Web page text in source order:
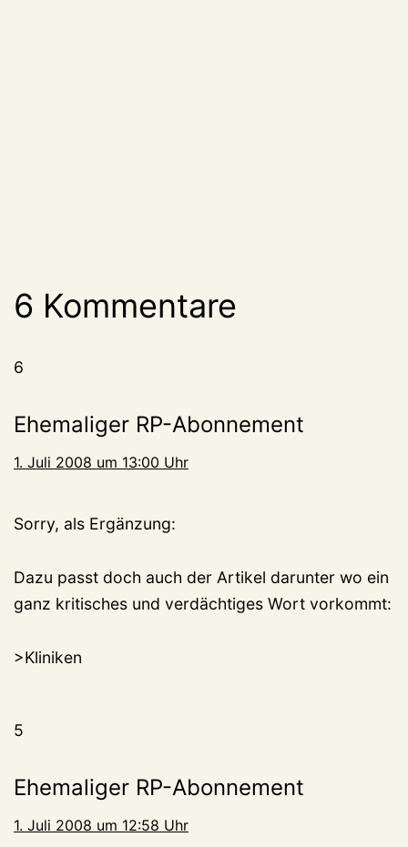
6 Kommentare
6
Ehemaliger RP-Abonnement
1. Juli 2008 um 13:00 Uhr
Sorry, als Ergänzung:
Dazu passt doch auch der Artikel darunter wo ein
ganz kritisches und verdächtiges Wort vorkommt:
>Kliniken
5
Ehemaliger RP-Abonnement
1. Juli 2008 um 12:58 Uhr